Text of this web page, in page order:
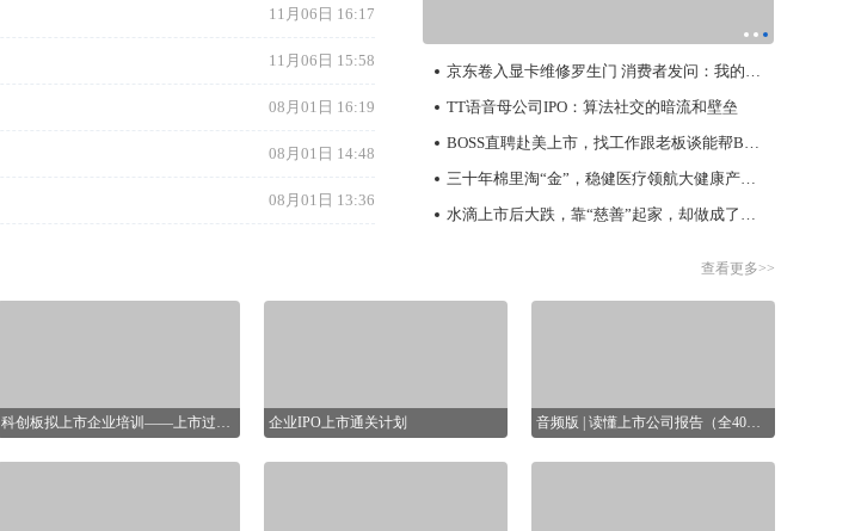
德适-B(02526.HK)中期归母净亏损扩大至
5588.3万元
了不起的油橄榄叶：安修泽陇南溯源，解构1瓶
精华背后的科学与信仰
香港金管局：7月底官方外汇储备资产为4478亿
美元
宝龙地产(01238.HK)7月合约销售额约5.5亿元
损500万至2000万元
FMS 2026｜江波龙首席科学家陈健博士：存储
11月06日 16:17
11月06日 15:58
08月01日 16:19
08月01日 14:48
08月01日 13:36
京东卷入显卡维修罗生门 消费者发问：我的显卡到底在哪？
TT语音母公司IPO：算法社交的暗流和壁垒
BOSS直聘赴美上市，找工作跟老板谈能帮BOSS直聘走多远？
三十年棉里淘“金”，稳健医疗领航大健康产业新格局
水滴上市后大跌，靠“慈善”起家，却做成了保险生意
查看更多>>
科创板拟上市企业培训——上市过程问题解决：科创板上市的法律事务 企业IPO上市通关计划 音频版 | 读懂上市公司报告（全40节）
人们往往以为上市公司报告就是一些